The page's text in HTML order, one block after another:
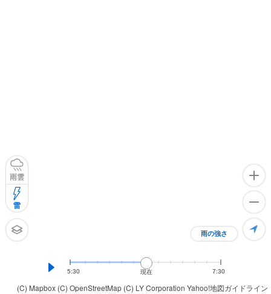
(C) Mapbox (C) OpenStreetMap (C) LY Corporation Yahoo!地図ガイドライン
雨の強さ
雨雲
雷
5:30 現在 7:30